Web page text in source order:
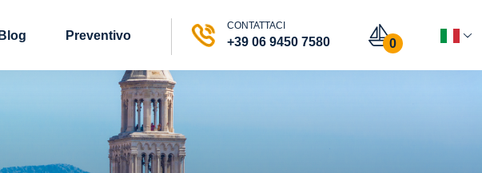
Blog Preventivo
CONTATTACI
+39 06 9450 7580 0